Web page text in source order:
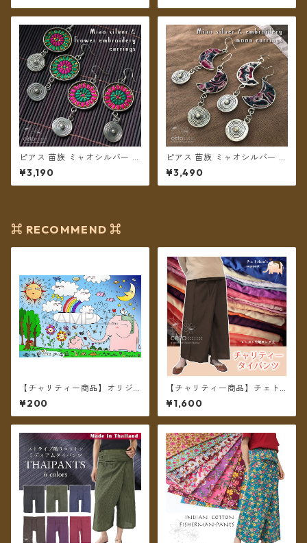
ピアス 苗族 ミャオシルバー フ
ラワー刺繍 丸型 【メール便送
料無料】
¥3,190
ピアス 苗族 ミャオシルバー 刺
繍古布 月型 【メール便送料無
料】
¥3,490
⌘ RECOMMEND ⌘
【チャリティー商品】オリジ
ナル チャリティポストカード
～We are all alive～
¥200
【チャリティー商品】チェトc
han support チャリティータ
イパンツ レーヨンロング丈
¥1,600